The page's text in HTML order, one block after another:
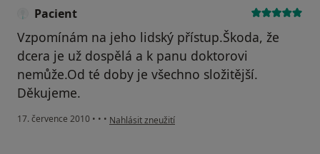
Pacient
Vzpomínám na jeho lidský přístup.Škoda, že
dcera je už dospělá a k panu doktorovi
nemůže.Od té doby je všechno složitější.
Děkujeme.
17. července 2010 • • • podle názoru uživatele Pacient
Nahlásit zneužití